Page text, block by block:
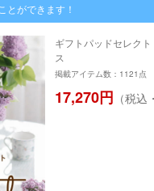
とができます！
ギフトパッドセレク
ス
掲載アイテム数：1121点
17,270円 （税込